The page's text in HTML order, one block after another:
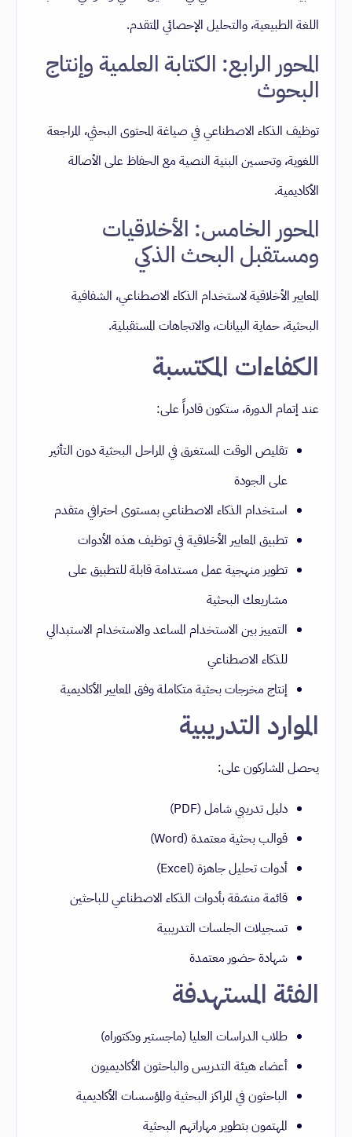
اللغة الطبيعية، والتحليل الإحصائي المتقدم.
المحور الرابع: الكتابة العلمية وإنتاج
البحوث
توظيف الذكاء الاصطناعي في صياغة المحتوى البحثي، المراجعة
اللغوية، وتحسين البنية النصية مع الحفاظ على الأصالة
الأكاديمية.
المحور الخامس: الأخلاقيات
ومستقبل البحث الذكي
المعايير الأخلاقية لاستخدام الذكاء الاصطناعي، الشفافية
البحثية، حماية البيانات، والاتجاهات المستقبلية.
الكفاءات المكتسبة
عند إتمام الدورة، ستكون قادراً على:
تقليص الوقت المستغرق في المراحل البحثية دون التأثير
على الجودة
استخدام الذكاء الاصطناعي بمستوى احترافي متقدم
تطبيق المعايير الأخلاقية في توظيف هذه الأدوات
تطوير منهجية عمل مستدامة قابلة للتطبيق على
مشاريعك البحثية
التمييز بين الاستخدام المساعد والاستخدام الاستبدالي
للذكاء الاصطناعي
إنتاج مخرجات بحثية متكاملة وفق المعايير الأكاديمية
الموارد التدريبية
يحصل المشاركون على:
دليل تدريبي شامل (PDF)
قوالب بحثية معتمدة (Word)
أدوات تحليل جاهزة (Excel)
قائمة منسّقة بأدوات الذكاء الاصطناعي للباحثين
تسجيلات الجلسات التدريبية
شهادة حضور معتمدة
الفئة المستهدفة
طلاب الدراسات العليا (ماجستير ودكتوراه)
أعضاء هيئة التدريس والباحثون الأكاديميون
الباحثون في المراكز البحثية والمؤسسات الأكاديمية
المهتمون بتطوير مهاراتهم البحثية